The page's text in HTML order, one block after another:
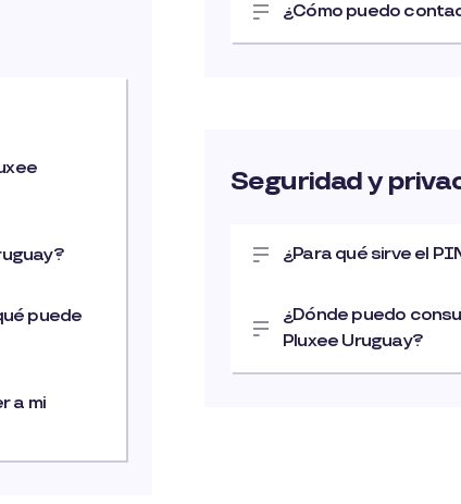
puede
a mi
¿Cómo puedo
Seguridad y
¿Para qué sirve el
¿Dónde puedo
Pluxee Uruguay?